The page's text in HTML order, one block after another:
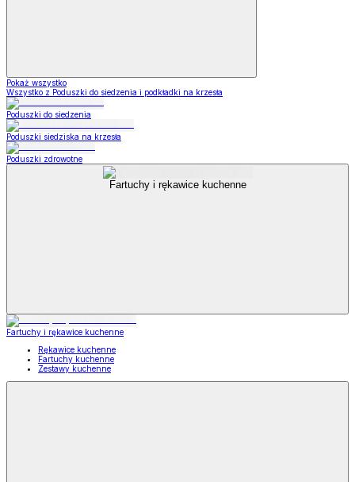
Pokaż wszystko
Wszystko z Poduszki do siedzenia i podkładki na krzesła
Poduszki do siedzenia
Poduszki siedziska na krzesła
Poduszki zdrowotne
Fartuchy i rękawice kuchenne
Fartuchy i rękawice kuchenne
Rękawice kuchenne
Fartuchy kuchenne
Zestawy kuchenne